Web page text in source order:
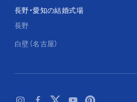
長野・愛知の結婚式場
長野
白壁（名古屋）